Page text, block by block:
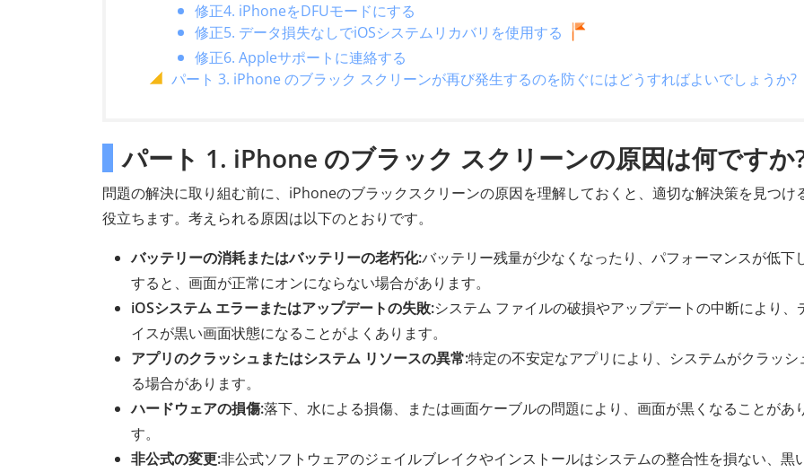
修正4. iPhoneをDFUモードにする
修正5. データ損失なしでiOSシステムリカバリを使用する
修正6. Appleサポートに連絡する
パート 3. iPhone のブラック スクリーンが再び発生するのを防ぐにはどうすればよいでしょうか?
パート 1. iPhone のブラック スクリーンの原因は何ですか
問題の解決に取り組む前に、iPhoneのブラックスクリーンの原因を理解しておくと、適切な解決策を見つけ
役立ちます。考えられる原因は以下のとおりです。
バッテリーの消耗またはバッテリーの老朽化:バッテリー残量が少なくなったり、パフォーマンスが低下
すると、画面が正常にオンにならない場合があります。
iOSシステム エラーまたはアップデートの失敗:システム ファイルの破損やアップデートの中断により、
イスが黒い画面状態になることがよくあります。
アプリのクラッシュまたはシステム リソースの異常:特定の不安定なアプリにより、システムがクラッシ
る場合があります。
ハードウェアの損傷:落下、水による損傷、または画面ケーブルの問題により、画面が黒くなることがあ
す。
非公式の変更:非公式ソフトウェアのジェイルブレイクやインストールはシステムの整合性を損ない、黒